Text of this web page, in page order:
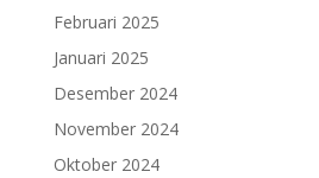
Februari 2025
Januari 2025
Desember 2024
November 2024
Oktober 2024